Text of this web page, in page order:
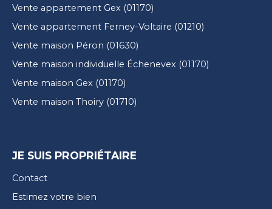
Vente appartement Gex (01170)
Vente appartement Ferney-Voltaire (01210)
Vente maison Péron (01630)
Vente maison individuelle Échenevex (01170)
Vente maison Gex (01170)
Vente maison Thoiry (01710)
JE SUIS PROPRIÉTAIRE
Contact
Estimez votre bien